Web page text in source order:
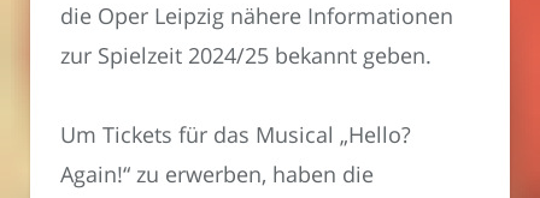
die Oper Leipzig nähere Informationen
zur Spielzeit 2024/25 bekannt geben.
Um Tickets für das Musical „Hello?
Again!“ zu erwerben, haben die